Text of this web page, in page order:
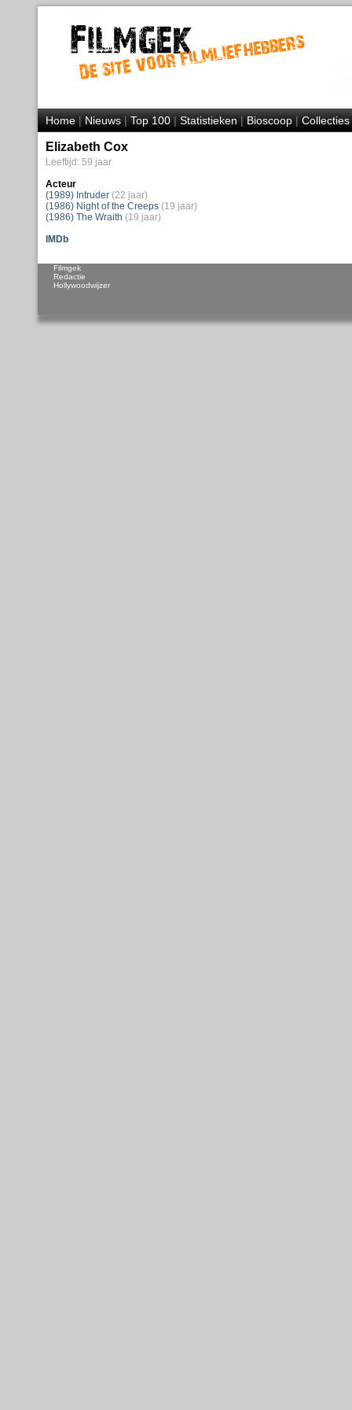
Home|Nieuws|Top 100|Statistieken|Bioscoop|Collecties
Elizabeth Cox
Leeftijd: 59 jaar
Acteur
(1989) Intruder (22 jaar)
(1986) Night of the Creeps (19 jaar)
(1986) The Wraith (19 jaar)
IMDb
Filmgek
Redactie
Hollywoodwijzer